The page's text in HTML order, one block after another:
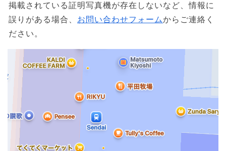
掲載されている証明写真機が存在しないなど、情報に
誤りがある場合、 お問い合わせフォームからご連絡く
ださい。